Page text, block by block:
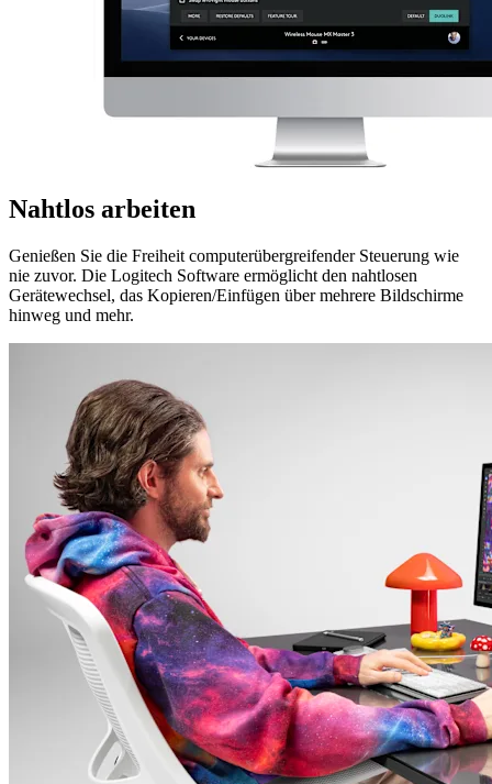
Nahtlos arbeiten
Genießen Sie die Freiheit computerübergreifender Steuerung wie
nie zuvor. Die Logitech Software ermöglicht den nahtlosen
Gerätewechsel, das Kopieren/Einfügen über mehrere Bildschirme
hinweg und mehr.